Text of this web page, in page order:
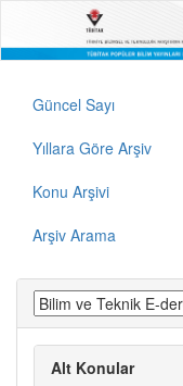
Güncel Sayı
Yıllara Göre Arşiv
Konu Arşivi
Arşiv Arama
Alt Konular